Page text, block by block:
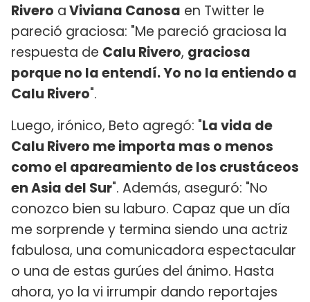
Rivero aViviana Canosa en Twitter le
pareció graciosa: "Me pareció graciosa la
respuesta de Calu Rivero, graciosa
porque no la entendí. Yo no la entiendo a
Calu Rivero".
Luego, irónico, Beto agregó: "La vida de
Calu Rivero me importa mas o menos
como el apareamiento de los crustáceos
en Asia del Sur". Además, aseguró: "No
conozco bien su laburo. Capaz que un día
me sorprende y termina siendo una actriz
fabulosa, una comunicadora espectacular
o una de estas gurúes del ánimo. Hasta
ahora, yo la vi irrumpir dando reportajes